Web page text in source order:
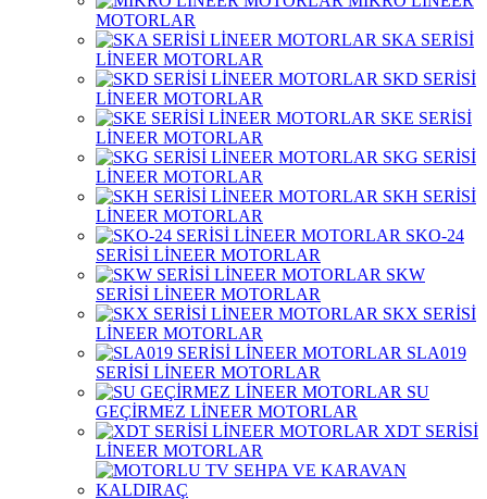
MOTORLAR
SKA SERİSİ
LİNEER MOTORLAR
SKD SERİSİ
LİNEER MOTORLAR
SKE SERİSİ
LİNEER MOTORLAR
SKG SERİSİ
LİNEER MOTORLAR
SKH SERİSİ
LİNEER MOTORLAR
SKO-24
SERİSİ LİNEER MOTORLAR
SKW
SERİSİ LİNEER MOTORLAR
SKX SERİSİ
LİNEER MOTORLAR
SLA019
SERİSİ LİNEER MOTORLAR
SU
GEÇİRMEZ LİNEER MOTORLAR
XDT SERİSİ
LİNEER MOTORLAR